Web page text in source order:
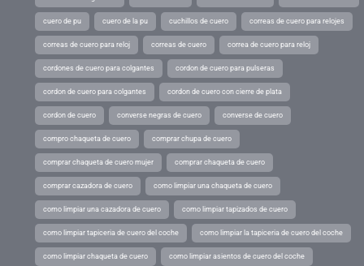
cuero de pu cuero de la pu cuchillos de cuero correas de cuero para relojes
correas de cuero para reloj correas de cuero correa de cuero para reloj
cordones de cuero para colgantes cordon de cuero para pulseras
cordon de cuero para colgantes cordon de cuero con cierre de plata
cordon de cuero converse negras de cuero converse de cuero
compro chaqueta de cuero comprar chupa de cuero
comprar chaqueta de cuero mujer comprar chaqueta de cuero
comprar cazadora de cuero como limpiar una chaqueta de cuero
como limpiar una cazadora de cuero como limpiar tapizados de cuero
como limpiar tapiceria de cuero del coche como limpiar la tapiceria de cuero del coche
como limpiar chaqueta de cuero como limpiar asientos de cuero del coche